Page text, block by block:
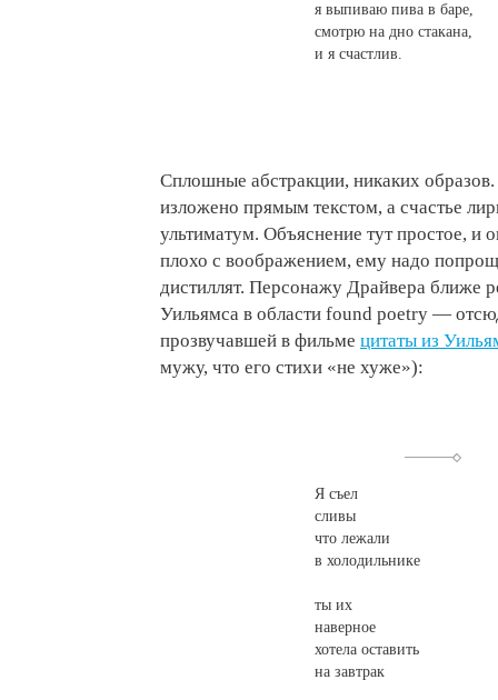
я выпиваю пива в баре,
смотрю на дно стакана,
и я счастлив.
Сплошные абстракции, никаких
изложено прямым текстом, а счастье
ультиматум. Объяснение тут простое,
плохо с воображением, ему надо
дистиллят. Персонажу Драйвера ближе
Уильямса в области found poetry —
прозвучавшей в фильме цитаты из
мужу, что его стихи «не хуже»):
Я съел
сливы
что лежали
в холодильнике
ты их
наверное
хотела оставить
на завтрак